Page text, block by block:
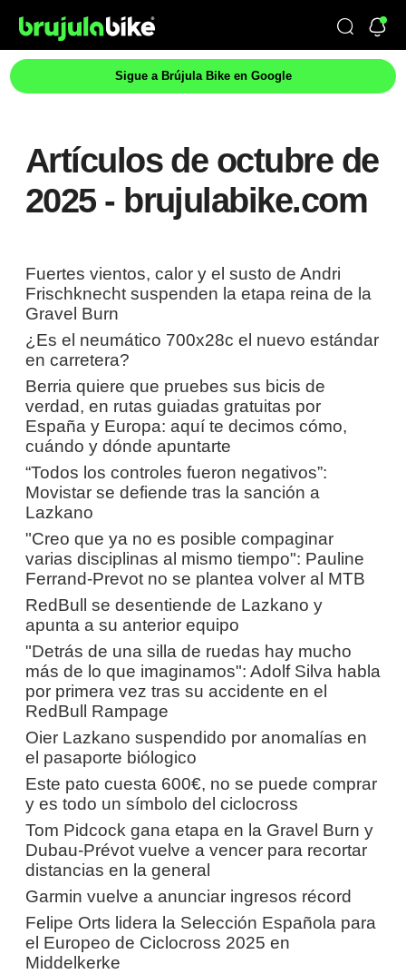
Sigue a Brújula Bike en Google
Artículos de octubre de
2025 - brujulabike.com
Fuertes vientos, calor y el susto de Andri
Frischknecht suspenden la etapa reina de la
Gravel Burn
¿Es el neumático 700x28c el nuevo estándar
en carretera?
Berria quiere que pruebes sus bicis de
verdad, en rutas guiadas gratuitas por
España y Europa: aquí te decimos cómo,
cuándo y dónde apuntarte
“Todos los controles fueron negativos”:
Movistar se defiende tras la sanción a
Lazkano
"Creo que ya no es posible compaginar
varias disciplinas al mismo tiempo": Pauline
Ferrand-Prevot no se plantea volver al MTB
RedBull se desentiende de Lazkano y
apunta a su anterior equipo
"Detrás de una silla de ruedas hay mucho
más de lo que imaginamos": Adolf Silva habla
por primera vez tras su accidente en el
RedBull Rampage
Oier Lazkano suspendido por anomalías en
el pasaporte biólogico
Este pato cuesta 600€, no se puede comprar
y es todo un símbolo del ciclocross
Tom Pidcock gana etapa en la Gravel Burn y
Dubau-Prévot vuelve a vencer para recortar
distancias en la general
Garmin vuelve a anunciar ingresos récord
Felipe Orts lidera la Selección Española para
el Europeo de Ciclocross 2025 en
Middelkerke